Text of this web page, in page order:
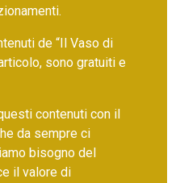
de “Il Vaso di
sono gratuiti e
contenuti con il
da sempre ci
bisogno del
il valore di